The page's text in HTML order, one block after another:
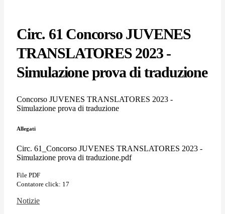
Circ. 61 Concorso JUVENES
TRANSLATORES 2023 -
Simulazione prova di traduzione
Concorso JUVENES TRANSLATORES 2023 -
Simulazione prova di traduzione
Allegati
Circ. 61_Concorso JUVENES TRANSLATORES 2023 -
Simulazione prova di traduzione.pdf
File PDF
Contatore click: 17
Notizie